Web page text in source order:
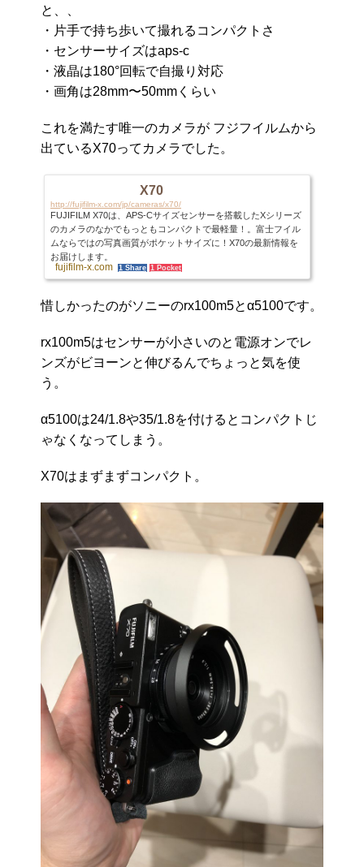
と、、
・片手で持ち歩いて撮れるコンパクトさ
・センサーサイズはaps-c
・液晶は180°回転で自撮り対応
・画角は28mm〜50mmくらい
これを満たす唯一のカメラが フジフイルムから
出ているX70ってカメラでした。
X70
http://fujifilm-x.com/jp/cameras/x70/
FUJIFILM X70は、APS-Cサイズセンサーを搭載したXシリーズ
のカメラのなかでもっともコンパクトで最軽量！。富士フイル
ムならではの写真画質がポケットサイズに！X70の最新情報を
お届けします。
fujifilm-x.com 1 Share 1 Pocket
惜しかったのがソニーのrx100m5とα5100です。
rx100m5はセンサーが小さいのと電源オンでレ
ンズがビヨーンと伸びるんでちょっと気を使
う。
α5100は24/1.8や35/1.8を付けるとコンパクトじ
ゃなくなってしまう。
X70はまずまずコンパクト。